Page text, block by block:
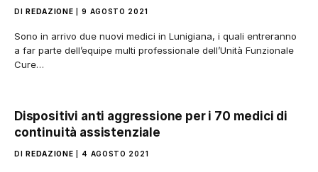
DI REDAZIONE 9 AGOSTO 2021
Sono in arrivo due nuovi medici in Lunigiana, i quali entreranno
a far parte dell’equipe multi professionale dell’Unità Funzionale
Cure…
Dispositivi anti aggressione per i 70 medici di
continuità assistenziale
DI REDAZIONE 4 AGOSTO 2021